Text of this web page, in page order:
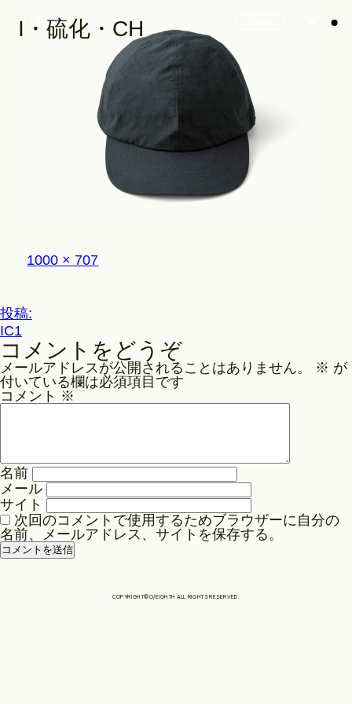
Look
Construction
Philosophy
I・硫化・CH
フ
ル
ズ
1000 × 707
投
稿
ナ
ビ
ゲ
ョ
ン
投稿:
IC1
コメントをどうぞ
メールアドレスが公開されることはありません。 ※ が
付いている欄は必須項目です
コメント ※
名前
メール
サイト
次回のコメントで使用するためブラウザーに自分の
名前、メールアドレス、サイトを保存する。
COPYRIGHT©O/EIGHTH ALL RIGHTS RESERVED.